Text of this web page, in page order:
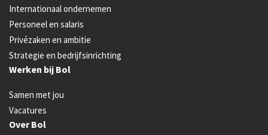
Internationaal ondernemen
Personeel en salaris
Privézaken en ambitie
Strategie en bedrijfsinrichting
Werken bij Bol
Samen met jou
Vacatures
Over Bol